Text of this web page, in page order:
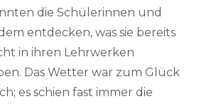
die Schülerinnen und
entdecken, was sie bereits
in ihren Lehrwerken
Das Wetter war zum Glück
es schien fast immer die